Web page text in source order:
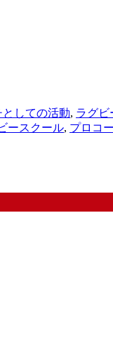
しての活動, ラグビ
ースクール, プロコ